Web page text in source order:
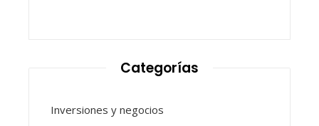
Categorías
Inversiones y negocios